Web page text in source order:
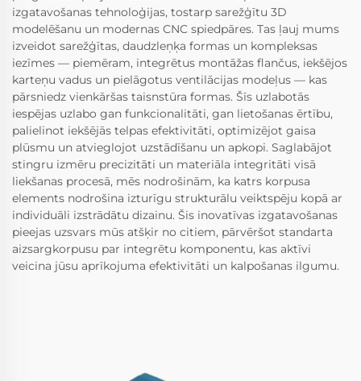
izgatavošanas tehnoloģijas, tostarp sarežģītu 3D
modelēšanu un modernas CNC spiedpāres. Tas ļauj mums
izveidot sarežģītas, daudzleņķa formas un kompleksas
iezīmes — piemēram, integrētus montāžas flančus, iekšējos
karteņu vadus un pielāgotus ventilācijas modeļus — kas
pārsniedz vienkāršas taisnstūra formas. Šīs uzlabotās
iespējas uzlabo gan funkcionalitāti, gan lietošanas ērtību,
palielinot iekšējās telpas efektivitāti, optimizējot gaisa
plūsmu un atvieglojot uzstādīšanu un apkopi. Saglabājot
stingru izmēru precizitāti un materiāla integritāti visā
liekšanas procesā, mēs nodrošinām, ka katrs korpusa
elements nodrošina izturīgu strukturālu veiktspēju kopā ar
individuāli izstrādātu dizainu. Šis inovatīvas izgatavošanas
pieejas uzsvars mūs atšķir no citiem, pārvēršot standarta
aizsargkorpusu par integrētu komponentu, kas aktīvi
veicina jūsu aprīkojuma efektivitāti un kalpošanas ilgumu.